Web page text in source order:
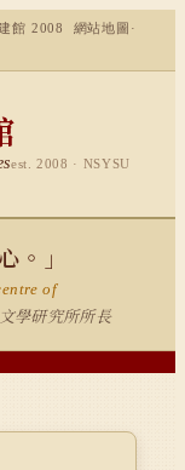
館 2008 網站地圖 ·
est. 2008 · NSYSU
。」
of
學研究所所長